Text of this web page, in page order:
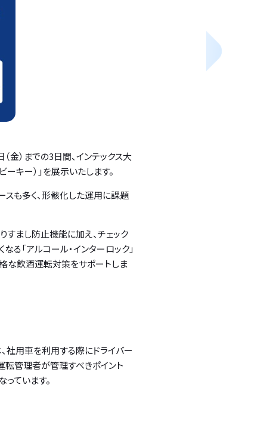
金）までの3日間、インテックス大
キー）」を展示いたします。
スも多く、形骸化した運用に課題
まし防止機能に加え、チェック
「アルコール・インターロック」
な飲酒運転対策をサポートしま
社用車を利用する際にドライバー
転管理者が管理すべきポイント
ています。